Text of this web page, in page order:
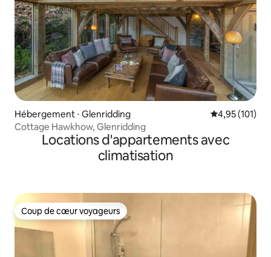
Hébergement ⋅ Glenridding Évaluation
4,95 (101)
Cottage Hawkhow, Glenridding
Locations d'appartements avec
climatisation
Coup de cœur voyageurs
Coup de cœur voyageurs